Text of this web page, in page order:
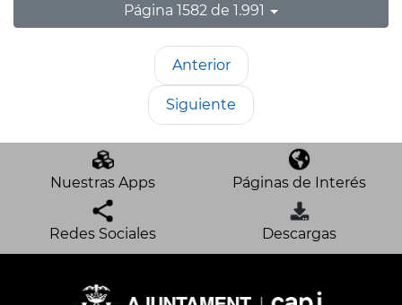
Página 1582 de 1.991
Anterior
Siguiente
Nuestras Apps Páginas de Interés
Redes Sociales Descargas